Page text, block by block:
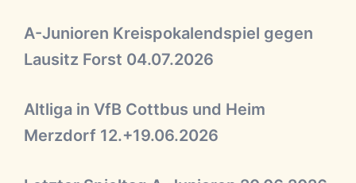
A-Junioren Kreispokalendspiel gegen
Lausitz Forst 04.07.2026
Altliga in VfB Cottbus und Heim
Merzdorf 12.+19.06.2026